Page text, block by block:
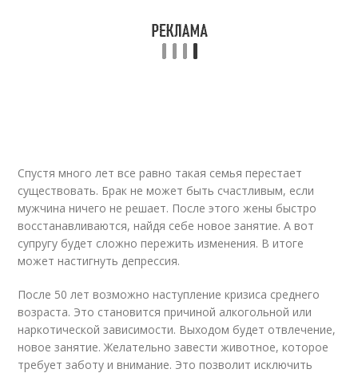
Спустя много лет все равно такая семья перестает
существовать. Брак не может быть счастливым, если
мужчина ничего не решает. После этого жены быстро
восстанавливаются, найдя себе новое занятие. А вот
супругу будет сложно пережить изменения. В итоге
может настигнуть депрессия.
После 50 лет возможно наступление кризиса среднего
возраста. Это становится причиной алкогольной или
наркотической зависимости. Выходом будет отвлечение,
новое занятие. Желательно завести животное, которое
требует заботу и внимание. Это позволит исключить